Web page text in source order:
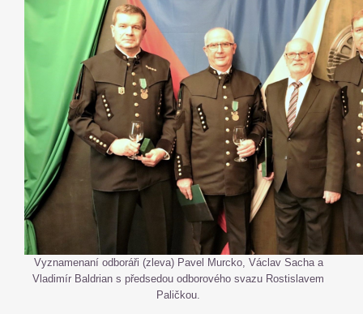
Vyznamenaní odboráři (zleva) Pavel Murcko, Václav Sacha a
Vladimír Baldrian s předsedou odborového svazu Rostislavem
Paličkou.